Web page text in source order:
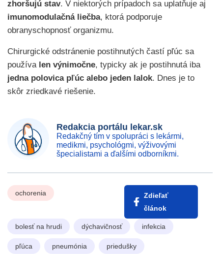
zhoršujú stav. V niektorých prípadoch sa uplatňuje aj
imunomodulačná liečba, ktorá podporuje
obranyschopnosť organizmu.
Chirurgické odstránenie postihnutých častí pľúc sa
používa len výnimočne, typicky ak je postihnutá iba
jedna polovica pľúc alebo jeden lalok. Dnes je to
skôr zriedkavé riešenie.
Redakcia portálu lekar.sk
Redakčný tím v spolupráci s lekármi,
medikmi, psychológmi, výživovými
špecialistami a ďalšími odborníkmi.
ochorenia
Zdieľať
článok
bolesť na hrudi dýchavičnosť infekcia
pľúca pneumónia priedušky